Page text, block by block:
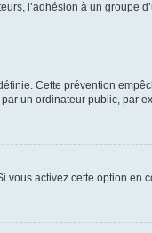
l’adhésion à un groupe
Cette prévention
un ordinateur public, par
vous activez cette option en